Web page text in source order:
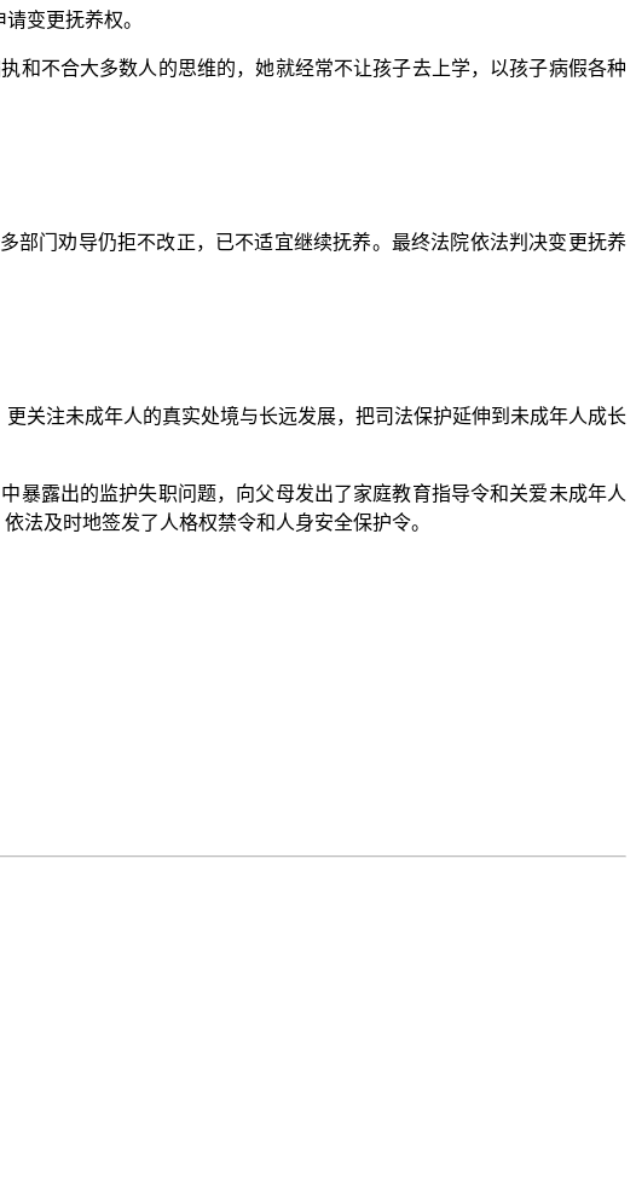
变更抚养权。
不合大多数人的思维的，她就经常不让孩子去上学，以孩子病假各种
门劝导仍拒不改正，已不适宜继续抚养。最终法院依法判决变更抚养
注未成年人的真实处境与长远发展，把司法保护延伸到未成年人成长
露出的监护失职问题，向父母发出了家庭教育指导令和关爱未成年人
法及时地签发了人格权禁令和人身安全保护令。